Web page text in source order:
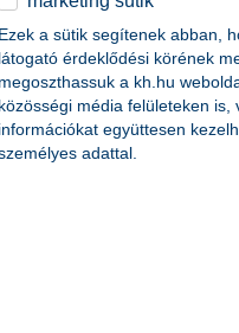
létrehozását és
Ezek a sütik segítenek abban,
látogató érdeklődési körének
megoszthassuk a kh.hu
közösségi média felületeken is,
információkat együttesen
adattal.